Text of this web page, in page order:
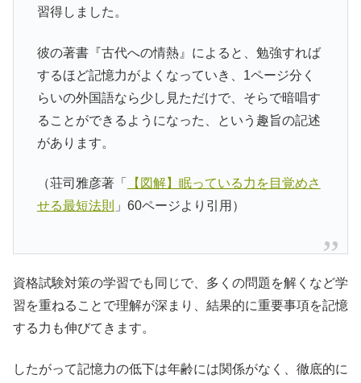
習得しました。
彼の著書『古代への情熱』によると、勉強すれば
するほど記憶力がよくなっていき、1ページ分く
らいの外国語なら少し見ただけで、そらで暗唱す
ることができるようになった、という趣旨の記述
があります。
（荘司雅彦著「
【図解】眠っている力を目覚めさ
せる最短法則 」60ページより引用）
資格試験対策の学習でも同じで、多くの問題を解くなど学
習を重ねることで理解が深まり、結果的に重要事項を記憶
する力も伸びてきます。
したがって記憶力の低下は年齢には関係がなく、徹底的に